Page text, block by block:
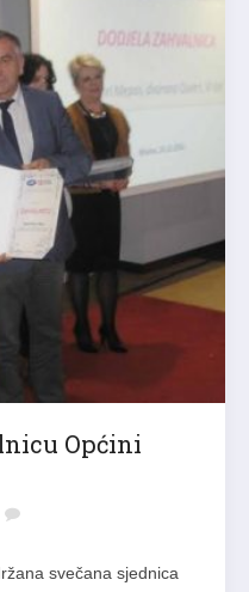
Općini
svečana sjednica